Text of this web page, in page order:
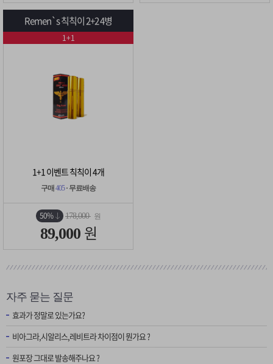
Remen`s 칙칙이 2+2 4병
1+1 이벤트 칙칙이 4개
구매 405· 무료배송
50% 178,000 원
89,000 원
1+1
자주 묻는 질문
효과가 정말로 있는가요?
비아그라,시알리스,레비트라 차이점이 뭔가요 ?
원포장 그대로 발송해주나요 ?